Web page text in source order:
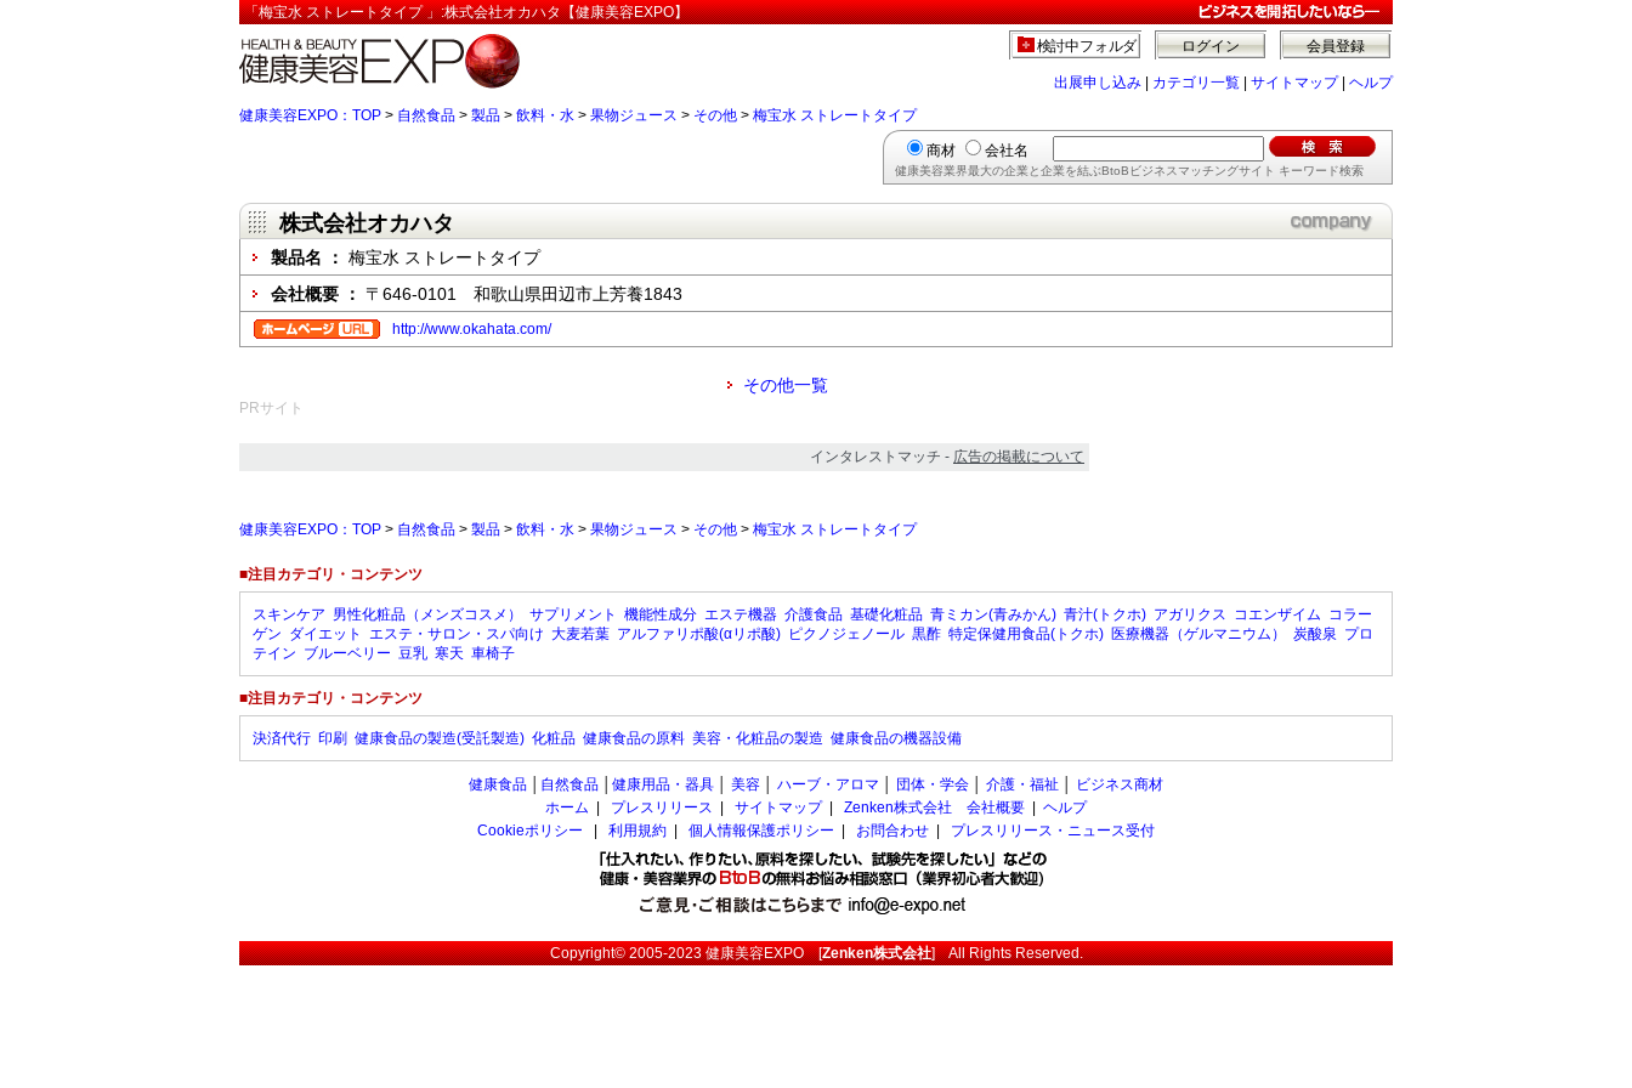
「梅宝水 ストレートタイプ 」:株式会社オカハタ【健康美容EXPO】
会員登録
ログイン
検討中フォルダ
出展申し込み カテゴリ一覧 サイトマップ| ヘルプ
健康美容EXPO：TOP > 自然食品 > 製品 > 飲料・水 > 果物ジュース > その他 > 梅宝水 ストレートタイプ
商材 会社名
健康美容業界最大の企業と企業を結ぶBtoBビジネスマッチングサイト キーワード検索
株式会社オカハタ
製品名 ： 梅宝水 ストレートタイプ
会社概要 ： 〒646-0101 和歌山県田辺市上芳養1843
http://www.okahata.com/
その他一覧
PRサイト
インタレストマッチ - 広告の掲載について
健康美容EXPO：TOP > 自然食品 > 製品 > 飲料・水 > 果物ジュース > その他 > 梅宝水 ストレートタイプ
■注目カテゴリ・コンテンツ
スキンケア 男性化粧品（メンズコスメ） サプリメント 機能性成分 エステ機器 介護食品 基礎化粧品 青ミカン(青みかん) 青汁(トクホ) アガリクス コエンザイム コラー
ゲン ダイエット エステ・サロン・スパ向け 大麦若葉 アルファリポ酸(αリポ酸) ピクノジェノール 黒酢 特定保健用食品(トクホ) 医療機器（ゲルマニウム） 炭酸泉 プロ
テイン ブルーベリー 豆乳 寒天 車椅子
■注目カテゴリ・コンテンツ
決済代行 印刷 健康食品の製造(受託製造) 化粧品 健康食品の原料 美容・化粧品の製造 健康食品の機器設備
健康食品 自然食品 健康用品・器具 美容 ハーブ・アロマ 団体・学会 介護・福祉
ビジネス商材
ホーム
プレスリリース サイトマップ| Zenken株式会社 会社概要
ヘルプ
Cookieポリシー
利用規約 個人情報保護ポリシー お問合わせ プレスリリース・ニュース受付
Copyright© 2005-2023健康美容EXPO[Zenken株式会社] All Rights Reserved.